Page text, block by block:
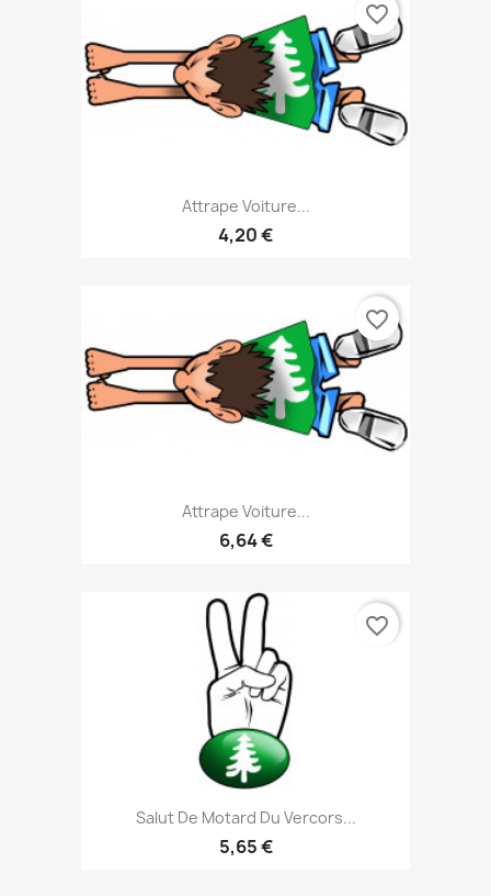
Attrape Voiture...
4,20 €
favorite_border
Attrape Voiture...
6,64 €
favorite_border
Salut De Motard Du Vercors...
5,65 €
favorite_border